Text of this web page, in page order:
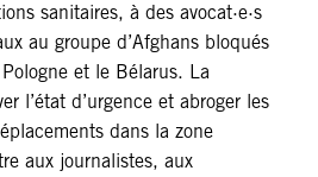
sanitaires, à des avocat·e·s
au groupe d’Afghans bloqués
et le Bélarus. La
l’état d’urgence et abroger les
dans la zone
aux journalistes, aux